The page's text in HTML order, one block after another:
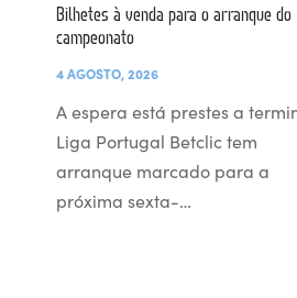
Bilhetes à venda para o arranque do
campeonato
4 AGOSTO, 2026
A espera está prestes a
Liga Portugal Betclic tem
arranque marcado para a
próxima sexta-…